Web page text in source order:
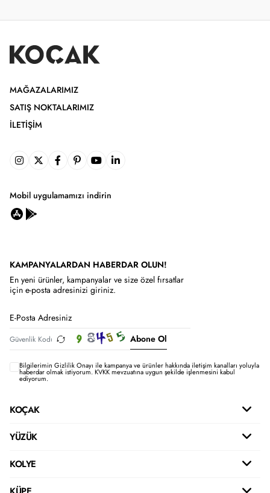
MAĞAZALARIMIZ
SATIŞ NOKTALARIMIZ
İLETIŞIM
Mobil uygulamamızı indirin
KAMPANYALARDAN HABERDAR OLUN!
En yeni ürünler, kampanyalar ve size özel fırsatlar
için e-posta adresinizi giriniz.
Abone Ol
Bilgilerimin Gizlilik Onayı ile kampanya ve ürünler hakkında iletişim kanalları yoluyla
haberdar olmak istiyorum.KVKK mevzuatına uygun şekilde işlenmesini kabul
ediyorum.
KOÇAK
YÜZÜK
KOLYE